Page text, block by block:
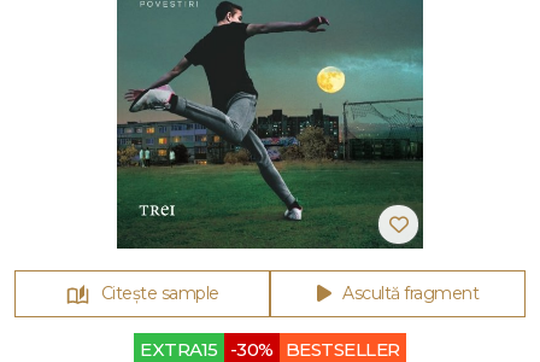
Citește sample Ascultă fragment
EXTRA15 -30% BESTSELLER